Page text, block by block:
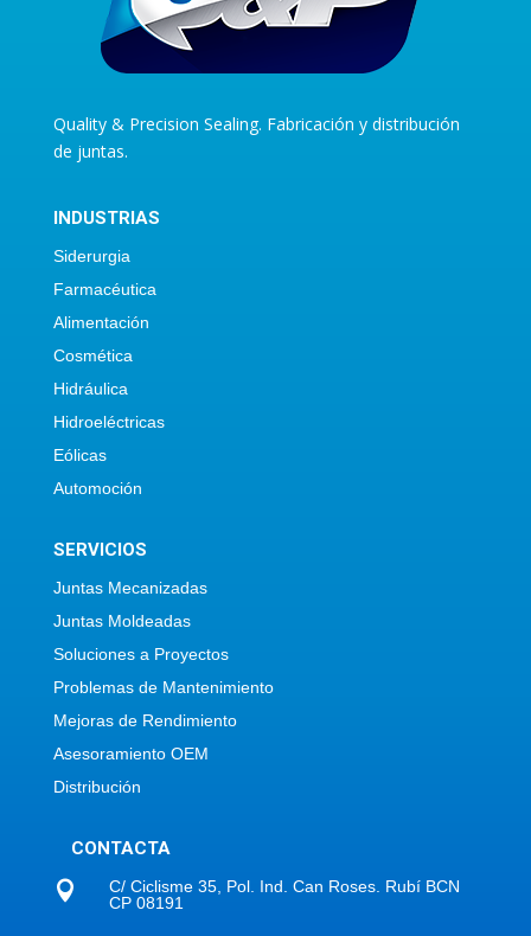
Quality & Precision Sealing. Fabricación y distribución
de juntas.
INDUSTRIAS
Siderurgia
Farmacéutica
Alimentación
Cosmética
Hidráulica
Hidroeléctricas
Eólicas
Automoción
SERVICIOS
Juntas Mecanizadas
Juntas Moldeadas
Soluciones a Proyectos
Problemas de Mantenimiento
Mejoras de Rendimiento
Asesoramiento OEM
Distribución
CONTACTA

C/ Ciclisme 35, Pol. Ind. Can Roses. Rubí BCN
CP 08191